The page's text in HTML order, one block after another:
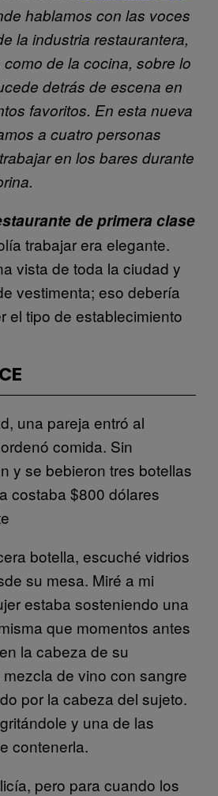
hablamos con las voces
la industria restaurantera,
de la cocina, sobre lo
detrás de escena en
favoritos. En esta nueva
a cuatro personas
en los bares durante
de primera clase
trabajar era elegante.
vista de toda la ciudad y
vestimenta; eso debería
el tipo de establecimiento
una pareja entró al
comida. Sin
y se bebieron tres botellas
costaba $800 dólares
botella, escuché vidrios
su mesa. Miré a mi
estaba sosteniendo una
que momentos antes
la cabeza de su
de vino con sangre
por la cabeza del sujeto.
y una de las
contenerla.
pero para cuando los